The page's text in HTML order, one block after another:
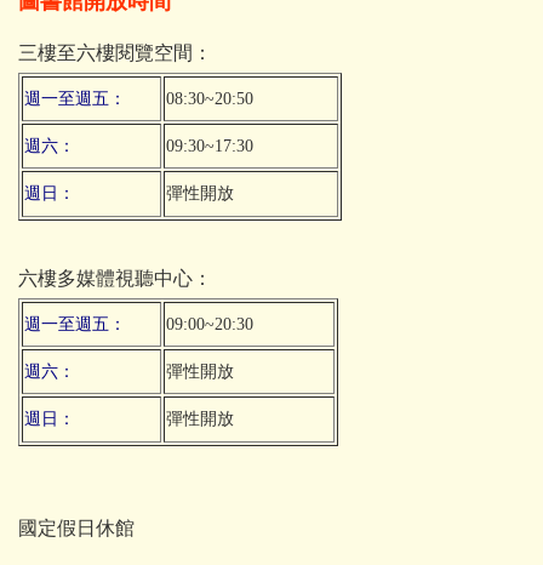
三樓至六樓閱覽空間：
週一至週五： 08:30~20:50
週六： 09:30~17:30
週日： 彈性開放
六樓多媒體視聽中心：
週一至週五： 09:00~20:30
週六： 彈性開放
週日： 彈性開放
國定假日休館